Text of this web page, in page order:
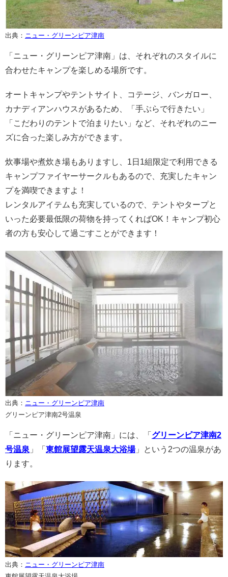
出典： ニュー・グリーンピア津南
「ニュー・グリーンピア津南」は、それぞれのスタイルに
合わせたキャンプを楽しめる場所です。
オートキャンプやテントサイト、コテージ、バンガロー、
カナディアンハウスがあるため、「手ぶらで行きたい」
「こだわりのテントで泊まりたい」など、それぞれのニー
ズに合った楽しみ方ができます。
炊事場や煮炊き場もありますし、1日1組限定で利用できる
キャンプファイヤーサークルもあるので、充実したキャン
プを満喫できますよ！
レンタルアイテムも充実しているので、テントやタープと
いった必要最低限の荷物を持ってくればOK！キャンプ初心
者の方も安心して過ごすことができます！
出典： ニュー・グリーンピア津南
グリーンピア津南2号温泉
「ニュー・グリーンピア津南」には、「 グリーンピア津南2
号温泉 」「 東館展望露天温泉大浴場」という2つの温泉があ
ります。
出典： ニュー・グリーンピア津南